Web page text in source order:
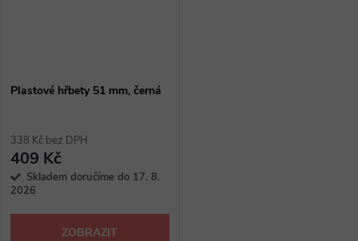
Plastové hřbety 51 mm, černá
338 Kč bez DPH
409 Kč
Skladem doručíme do 17. 8.
2026
ZOBRAZIT